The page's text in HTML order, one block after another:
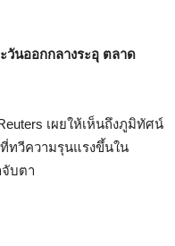
วันออกกลางระอุ ตลาด
เผยให้เห็นถึงภูมิทัศน์
ทวีความรุนแรงขึ้นใน
บตา